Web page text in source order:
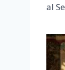
al